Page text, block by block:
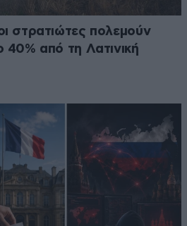
στρατιώτες πολεμούν
από τη Λατινική